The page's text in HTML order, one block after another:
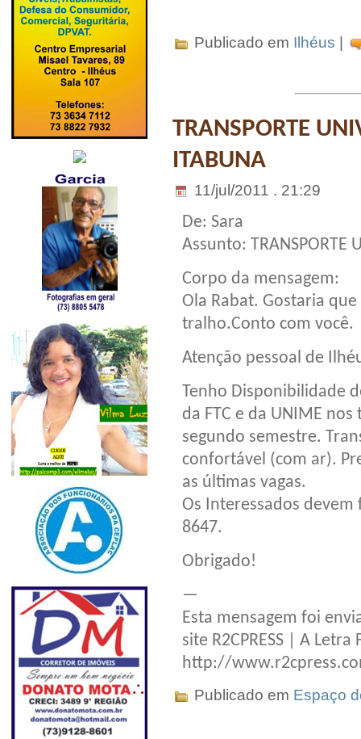
Publicado em Ilhéus
TRANSPORTE
ITABUNA
11/jul/2011 . 21:29
De: Sara
Assunto: TRANSPORTE
Corpo da mensagem:
Ola Rabat. Gostaria
tralho.Conto com você.
Atenção pessoal de
Tenho Disponibilidade
da FTC e da UNIME
segundo semestre.
confortável (com ar).
as últimas vagas.
Os Interessados
8647.
Obrigado!
—
Esta mensagem foi
site R2CPRESS | A
http://
Publicado em Espaço